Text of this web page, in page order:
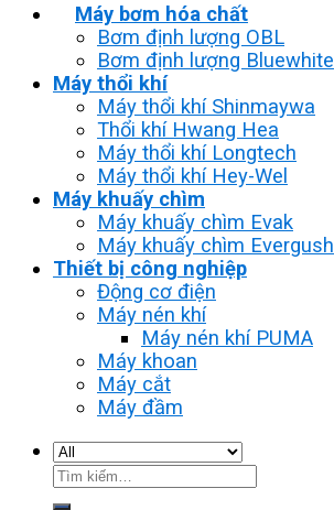
Máy bơm hóa chất
Bơm định lượng OBL
Bơm định lượng Bluewhite
Máy thổi khí
Máy thổi khí Shinmaywa
Thổi khí Hwang Hea
Máy thổi khí Longtech
Máy thổi khí Hey-Wel
Máy khuấy chìm
Máy khuấy chìm Evak
Máy khuấy chìm Evergush
Thiết bị công nghiệp
Động cơ điện
Máy nén khí
Máy nén khí PUMA
Máy khoan
Máy cắt
Máy đầm
Tìm